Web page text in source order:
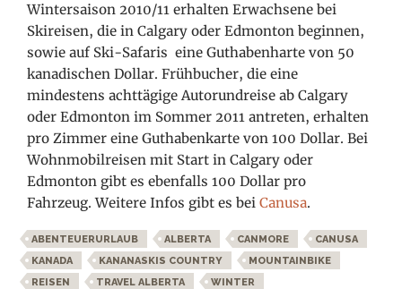
Wintersaison 2010/11 erhalten Erwachsene bei
Skireisen, die in Calgary oder Edmonton beginnen,
sowie auf Ski-Safaris eine Guthabenharte von 50
kanadischen Dollar. Frühbucher, die eine
mindestensachttägige Autorundreise ab Calgary
oder Edmonton im Sommer 2011 antreten, erhalten
pro Zimmer eine Guthabenkarte von 100 Dollar. Bei
Wohnmobilreisen mit Start in Calgary oder
Edmonton gibt es ebenfalls 100 Dollar pro
Fahrzeug. Weitere Infos gibt es beiCanusa.
ABENTEUERURLAUB ALBERTA CANMORE
CANUSA
KANADA
KANANASKIS COUNTRY
MOUNTAINBIKE
REISEN
TRAVEL ALBERTA
WINTER